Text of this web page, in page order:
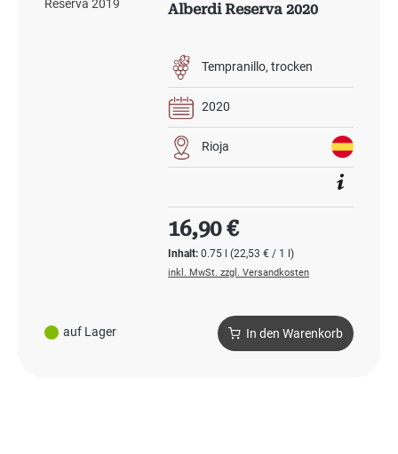
auf Lager
Alberdi Reserva 2020
Tempranillo trocken
2020
Rioja
Inhalt:0.75 l(22,53 € / 1 l)
Regulärer Preis:
16,90 €
inkl. MwSt. zzgl. Versandkosten
In den Warenkorb